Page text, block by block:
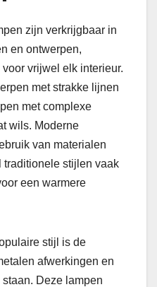
zijn verkrijgbaar in
en ontwerpen,
vrijwel elk interieur.
met strakke lijnen
met complexe
wils. Moderne
van materialen
traditionele stijlen vaak
een warmere
stijl is de
afwerkingen en
Deze lampen